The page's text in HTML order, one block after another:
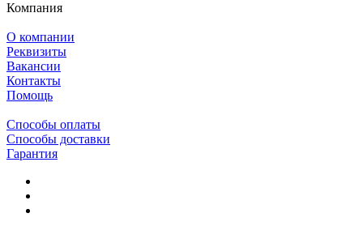
Компания
О компании
Реквизиты
Вакансии
Контакты
Помощь
Способы оплаты
Способы доставки
Гарантия